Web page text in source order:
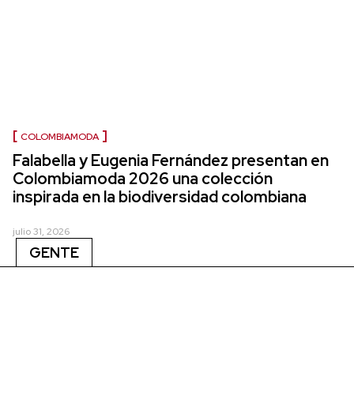
COLOMBIAMODA
Falabella y Eugenia Fernández presentan en
Colombiamoda 2026 una colección
inspirada en la biodiversidad colombiana
julio 31, 2026
GENTE